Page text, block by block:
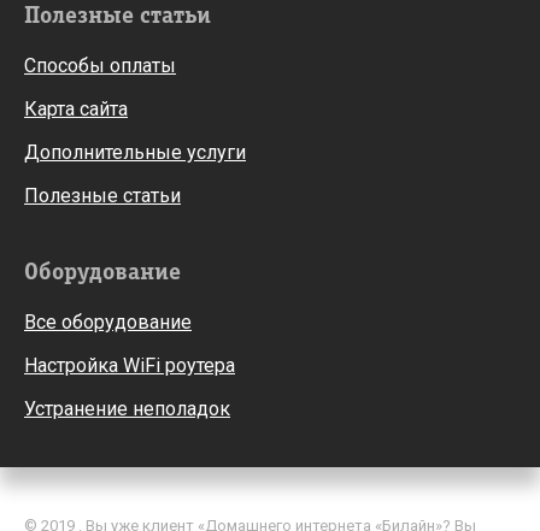
Полезные статьи
Способы оплаты
Карта сайта
Дополнительные услуги
Полезные статьи
Оборудование
Все оборудование
Настройка WiFi роутера
Устранение неполадок
© 2019 . Вы уже клиент «Домашнего интернета «Билайн»? Вы